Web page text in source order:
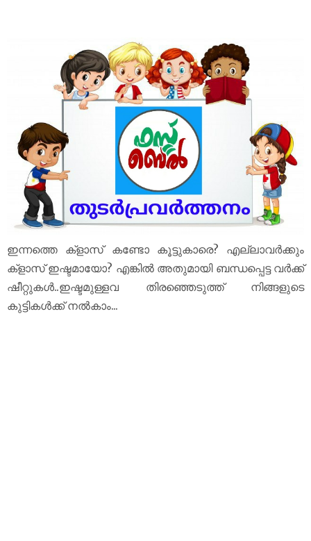
ഇന്നത്തെ ക്‌ളാസ് കണ്ടോ കൂട്ടുകാരെ? എല്ലാവർക്കും
ക്‌ളാസ് ഇഷ്ടമായോ? എങ്കിൽ അതുമായി ബന്ധപ്പെട്ട വർക്ക്
ഷീറ്റുകൾ..ഇഷ്ടമുള്ളവ തിരഞ്ഞെടുത്ത് നിങ്ങളുടെ
കുട്ടികൾക്ക് നൽകാം...